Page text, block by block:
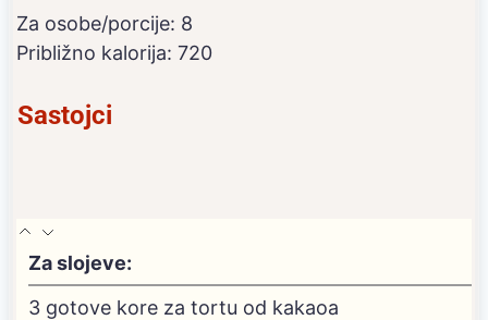
Za osobe/porcije: 8
Približno kalorija: 720
Sastojci
Za slojeve:
3 gotove kore za tortu od kakaoa